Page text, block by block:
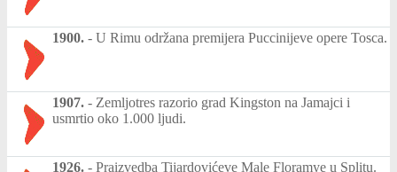
1900. - U Rimu održana premijera Puccinijeve opere Tosca.
1907. - Zemljotres razorio grad Kingston na Jamajci i
usmrtio oko 1.000 ljudi.
1926. - Praizvedba Tijardovićeve Male Floramye u Splitu.